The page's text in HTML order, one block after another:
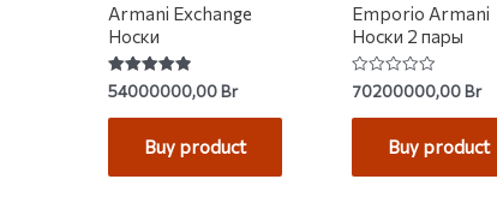
Armani Exchange
Носки
Rated
4.92
out of 5
54000000,00Br
Buy product
Emporio Armani
Носки 2 пары
Rated
0
out
70200000,00Br
Buy product